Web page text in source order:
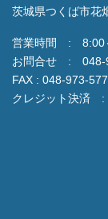
茨城県つくば市花
営業時間 : 8:00
お問合せ : 048-
FAX : 048-973-
クレジット決済